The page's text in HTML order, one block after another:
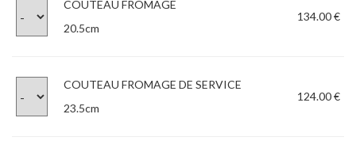
COUTEAU FROMAGE
20.5cm
134.00 €
COUTEAU FROMAGE DE SERVICE
23.5cm
124.00 €